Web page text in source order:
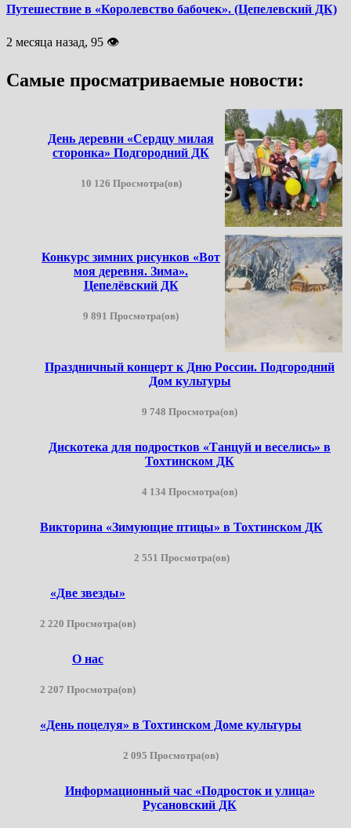
Путешествие в «Королевство бабочек». (Цепелевский ДК)
2 месяца назад, 95 👁
Самые просматриваемые новости:
День деревни «Сердцу милая
сторонка» Подгородний ДК
10 126 Просмотра(ов)
Конкурс зимних рисунков «Вот
моя деревня. Зима».
Цепелёвский ДК
9 891 Просмотра(ов)
Праздничный концерт к Дню России. Подгородний
Дом культуры
9 748 Просмотра(ов)
Дискотека для подростков «Танцуй и веселись» в
Тохтинском ДК
4 134 Просмотра(ов)
Викторина «Зимующие птицы» в Тохтинском ДК
2 551 Просмотра(ов)
«Две звезды»
2 220 Просмотра(ов)
О нас
2 207 Просмотра(ов)
«День поцелуя» в Тохтинском Доме культуры
2 095 Просмотра(ов)
Информационный час «Подросток и улица»
Русановский ДК